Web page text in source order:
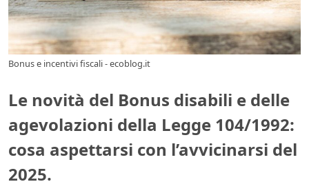
Bonus e incentivi fiscali - ecoblog.it
Le novità del Bonus disabili e delle
agevolazioni della Legge 104/1992:
cosa aspettarsi con l’avvicinarsi del
2025.